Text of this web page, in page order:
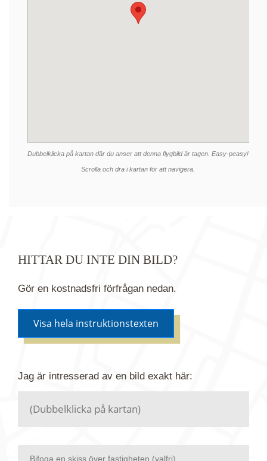
Dubbelklicka på kartan där du anser att denna flygbild är tagen. Easy-peasy!
Scrolla och dra i kartan för att navigera.
HITTAR DU INTE DIN BILD?
Gör en kostnadsfri förfrågan nedan.
Visa hela instruktionstexten
förfrågan. Vi har flera miljoner bilder i vårt arkiv
Jag är intresserad av en bild exakt här:
Bifoga en skiss över fastigheten (valfri)